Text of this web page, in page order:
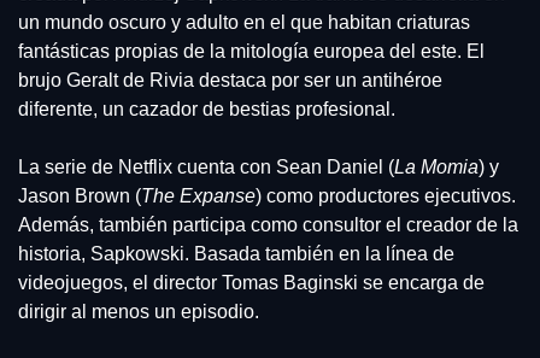
un mundo oscuro y adulto en el que habitan criaturas
fantásticas propias de la mitología europea del este. El
brujo Geralt de Rivia destaca por ser un antihéroe
diferente, un cazador de bestias profesional.
La serie de Netflix cuenta con Sean Daniel (La Momia) y
Jason Brown (The Expanse) como productores ejecutivos.
Además, también participa como consultor el creador de la
historia, Sapkowski. Basada también en la línea de
videojuegos, el director Tomas Baginski se encarga de
dirigir al menos un episodio.